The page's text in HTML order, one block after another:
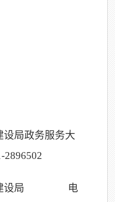
设局政务服务大
2896502
设局
电